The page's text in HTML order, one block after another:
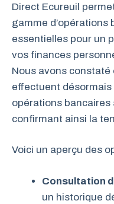
Direct Ecureuil
gamme d’opérations
essentielles pour un
vos finances
Nous avons
effectuent
opérations
confirmant ainsi la
Voici un aperçu des
Consultation
un historique